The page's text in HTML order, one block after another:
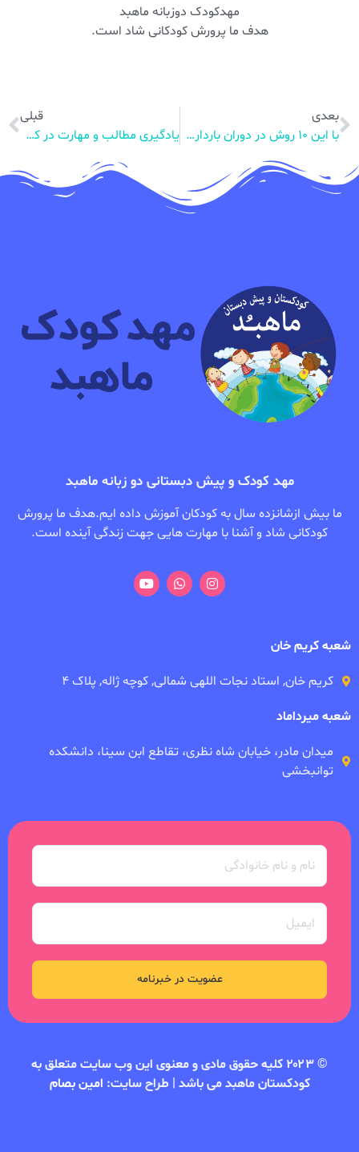
مهدکودک دوزبانه ماهبد
هدف ما پرورش کودکانی شاد است.
بعدی
با این ۱۰ روش در دوران بارداری از سلامت خود و جنین مطمئن شوید
قبلی
یادگیری مطالب و مهارت در کودکان
مهد کودک و پیش دبستانی دو زبانه ماهبد
ما بیش ازشانزده سال به کودکان آموزش داده ایم.هدف ما پرورش
کودکانی شاد و آشنا با مهارت هایی جهت زندگی آینده است.
شعبه کریم خان
کریم خان, استاد نجات اللهی شمالی, کوچه ژاله, پلاک ۴
شعبه میرداماد
میدان مادر، خیابان شاه نظری، تقاطع ابن سینا، دانشکده
توانبخشی
عضویت در خبرنامه
© ۲۰۲۳ کلیه حقوق مادی و معنوی این وب سایت متعلق به
کودکستان ماهبد می باشد | طراح سایت: امین بصام